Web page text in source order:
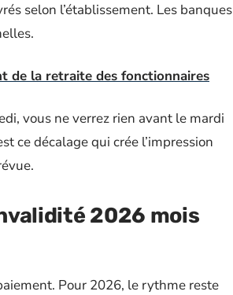
selon l’établissement. Les banques
de la retraite des fonctionnaires
vous ne verrez rien avant le mardi
ce décalage qui crée l’impression
2026 mois
Pour 2026, le rythme reste